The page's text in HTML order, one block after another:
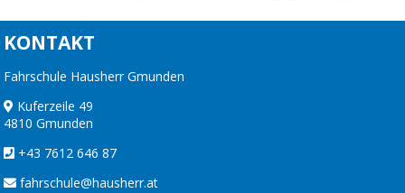
KONTAKT
Fahrschule Hausherr Gmunden
Kuferzeile 49
4810 Gmunden
+43 7612 646 87
fahrschule@hausherr.at